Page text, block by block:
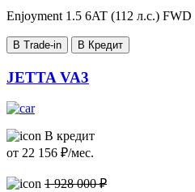
Enjoyment 1.5 6AT (112 л.с.) FWD
В Trade-in В Кредит
JETTA VA3
В кредит
от 22 156 ₽/мес.
1 928 000 ₽